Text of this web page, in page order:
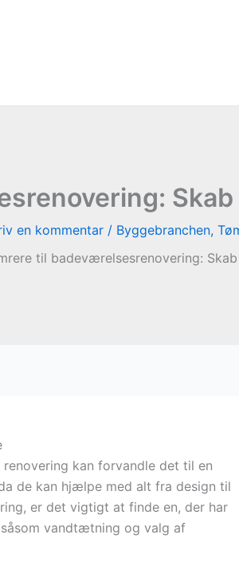
en kommentar / Byggebranchen,
til badeværelsesrenovering:
kan forvandle det til en
de kan hjælpe med alt fra design til
er det vigtigt at finde en, der har
vandtætning og valg af